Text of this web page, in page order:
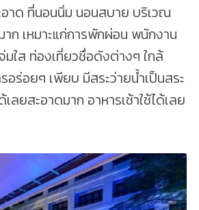
าด ที่นอนนิ่ม นอนสบาย บริเวณ
ก เหมาะแก่การพักผ่อน พนักงาน
ใส ท่องเที่ยวชื่อดังต่างๆ ใกล้
อร่อยๆ เพียบ มีสระว่ายน้ำเป็นสระ
ลยสะอาดมาก อาหารเช้าใช้ได้เลย